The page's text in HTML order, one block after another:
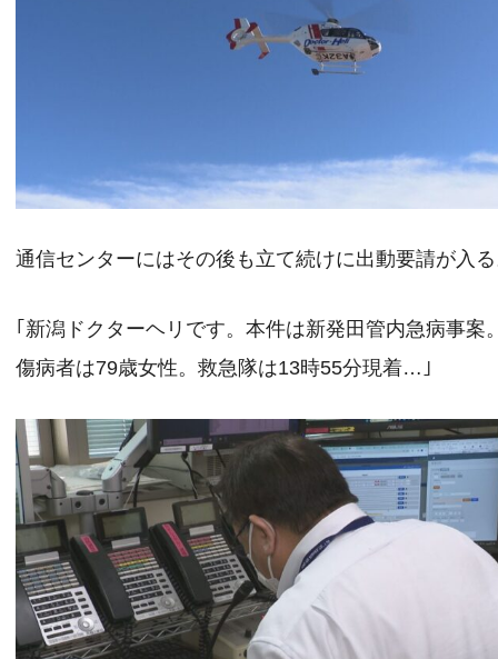
通信センターにはその後も立て続けに出動要請が入
｢新潟ドクターヘリです。本件は新発田管内急病事案
傷病者は79歳女性。救急隊は13時55分現着…｣